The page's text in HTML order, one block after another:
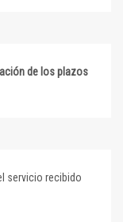
de los plazos
servicio recibido